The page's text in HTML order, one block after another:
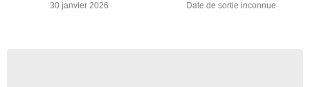
30 janvier 2026 Date de sortie inconnue